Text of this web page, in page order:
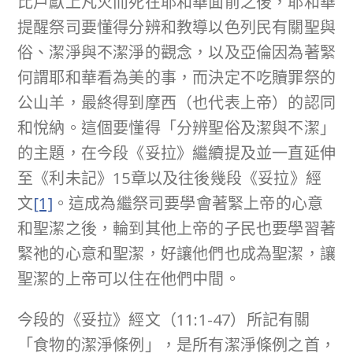
提醒祭司要懂得分辨和教導以色列民有關聖與
俗、潔淨與不潔淨的觀念，以及亞倫因為著緊
何謂耶和華看為美的事，而決定不吃贖罪祭的
公山羊，最終得到摩西（也代表上帝）的認同
和悅納。這個要懂得「分辨聖俗及潔與不潔」
的主題，在今段《妥拉》繼續提及並一直延伸
至《利未記》15章以及往後幾段《妥拉》經
文[1] 。這成為繼祭司要學會著緊上帝的心意
和聖潔之後，輪到其他上帝的子民也要學習著
緊祂的心意和聖潔，好讓他們也成為聖潔，讓
聖潔的上帝可以住在他們中間。
今段的《妥拉》經文（11:1-47）所記有關
「食物的潔淨條例」，是所有潔淨條例之首，